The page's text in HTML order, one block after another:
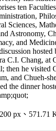
ten
Sciences,
Astronomy,
and
C.I. Chang, at
then he visited
and Chueh-
the dinner
px、571.71